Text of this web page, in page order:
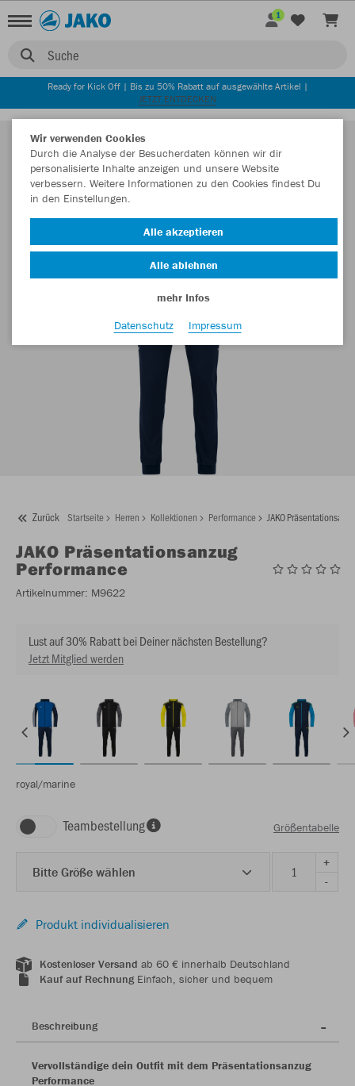
Suche
1
Ready for Kick Off | Bis zu 50% Rabatt auf ausgewählte Artikel |
JETZT ENTDECKEN
Zurück Startseite Herren Kollektionen Performance JAKO
JAKO Präsentationsanzug
Performance
Artikelnummer: M9622
Lust auf 30% Rabatt bei Deiner nächsten Bestellung?
Jetzt Mitglied werden
royal/marine
Teambestellung Größentabelle
Bitte Größe wählen
+
-
Produkt individualisieren
Kostenloser Versand ab 60 € innerhalb Deutschland
Kauf auf RechnungEinfach, sicher und bequem
Beschreibung
Vervollständige dein Outfit mit dem Präsentationsanzug
Performance
Wir verwenden Cookies
Durch die Analyse der Besucherdaten können wir dir
personalisierte Inhalte anzeigen und unsere Website
verbessern. Weitere Informationen zu den Cookies findest Du
in den Einstellungen.
Alle akzeptieren
Alle ablehnen
mehr Infos
Datenschutz
Impressum